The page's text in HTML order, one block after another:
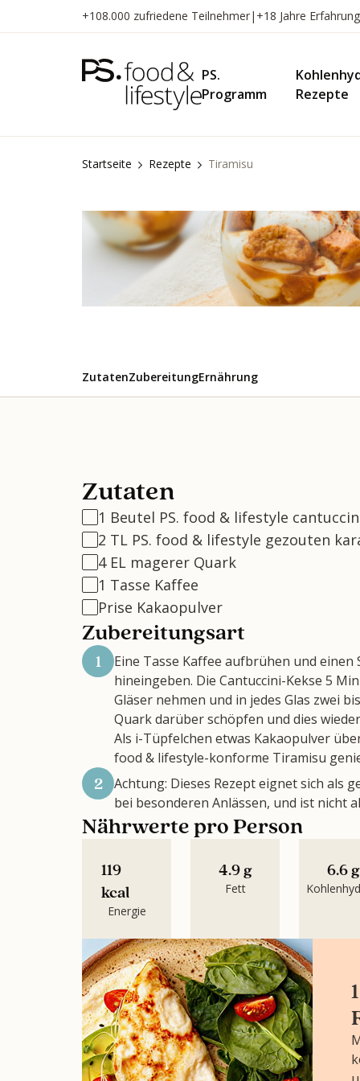
Inhalt
+108.000 zufriedene Teilnehmer| +18 Jahre Erfahrung
PS.
Programm
Rezepte
Startseite Rezepte Tiramisu
ZutatenZubereitungErnährung
Zutaten
1 Beutel PS. food & lifestyle
2 TL PS. food & lifestyle gezouten
4 EL magerer Quark
1 Tasse Kaffee
Prise Kakaopulver
Zubereitungsart
1
Eine Tasse Kaffee aufbrühen und einen
hineingeben. Die Cantuccini-Kekse 5
Gläser nehmen und in jedes Glas zwei
Quark darüber schöpfen und dies
Als i-Tüpfelchen etwas Kakaopulver
food & lifestyle-konforme Tiramisu
2
Achtung: Dieses Rezept eignet sich als
bei besonderen Anlässen, und ist nicht
Nährwerte pro Person
119
kcal
Energie
4.9 g
Fett
6.6 g